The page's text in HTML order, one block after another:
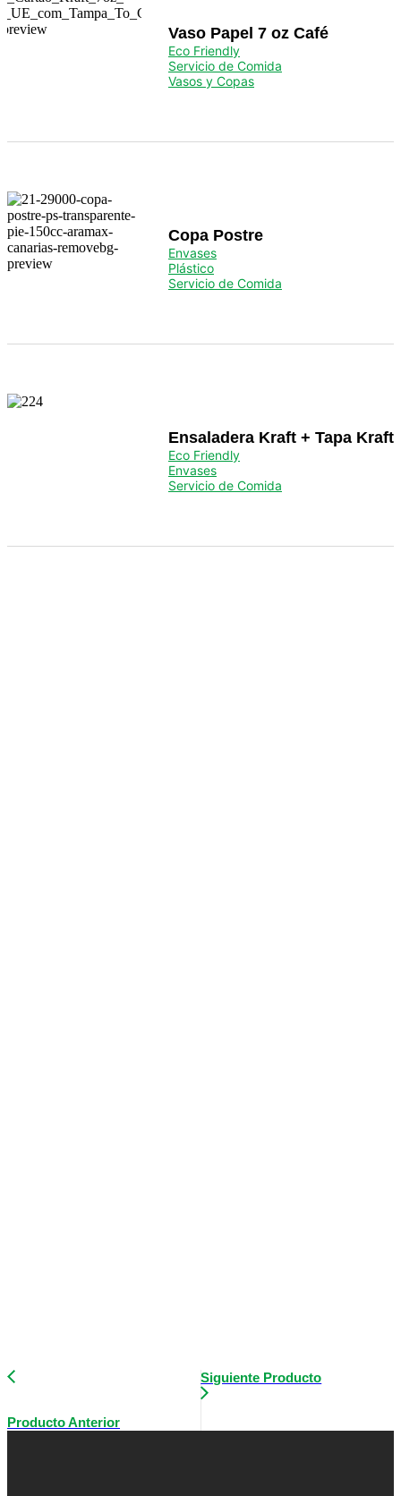
Vaso Papel 7 oz Café
Eco Friendly
Servicio de Comida
Vasos y Copas
Copa Postre
Envases
Plástico
Servicio de Comida
Ensaladera Kraft + Tapa Kraft
Eco Friendly
Envases
Servicio de Comida
Producto Anterior
Siguiente Producto